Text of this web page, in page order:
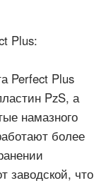
Plus:
Perfect Plus
PzS, а
намазного
более
заводской, что